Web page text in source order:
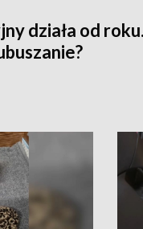
działa od